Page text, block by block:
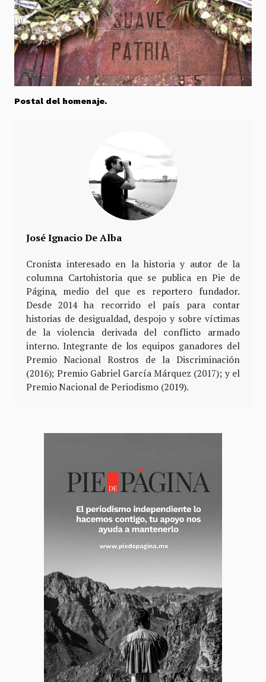
Postal del homenaje.
José Ignacio De Alba
Cronista interesado en la historia y autor de la
columna Cartohistoria que se publica en Pie de
Página, medio del que es reportero fundador.
Desde 2014 ha recorrido el país para contar
historias de desigualdad, despojo y sobre víctimas
de la violencia derivada del conflicto armado
interno. Integrante de los equipos ganadores del
Premio Nacional Rostros de la Discriminación
(2016); Premio Gabriel García Márquez (2017); y el
Premio Nacional de Periodismo (2019).